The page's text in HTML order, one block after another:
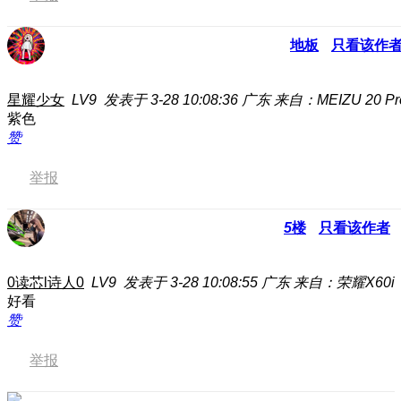
地板 只看该作
星耀少女 LV9 发表于 3-28 10:08:36 广东 来自：MEIZU 20
紫色
赞
举报
5楼 只看该作者
0读芯l诗人0 LV9 发表于 3-28 10:08:55 广东 来自：荣耀X60i
好看
赞
举报